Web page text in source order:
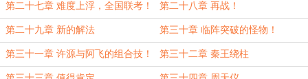
第二十七章 难度上浮，全国联考！ 第二十八章 再战！
第二十九章 新的解法 第三十章 临阵突破的怪物！
第三十一章 许源与阿飞的组合技！ 第三十二章 秦王绕柱